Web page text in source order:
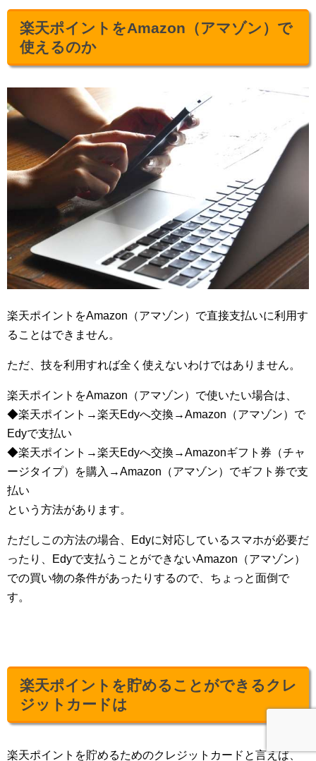
楽天ポイントをAmazon（アマゾン）で
使えるのか
楽天ポイントをAmazon（アマゾン）で直接支払いに利用す
ることはできません。
ただ、技を利用すれば全く使えないわけではありません。
楽天ポイントをAmazon（アマゾン）で使いたい場合は、
◆楽天ポイント→楽天Edyへ交換→Amazon（アマゾン）で
Edyで支払い
◆楽天ポイント→楽天Edyへ交換→Amazonギフト券（チャ
ージタイプ）を購入→Amazon（アマゾン）でギフト券で支
払い
という方法があります。
ただしこの方法の場合、Edyに対応しているスマホが必要だ
ったり、Edyで支払うことができないAmazon（アマゾン）
での買い物の条件があったりするので、ちょっと面倒で
す。
楽天ポイントを貯めることができるクレ
ジットカードは
楽天ポイントを貯めるためのクレジットカードと言えば、